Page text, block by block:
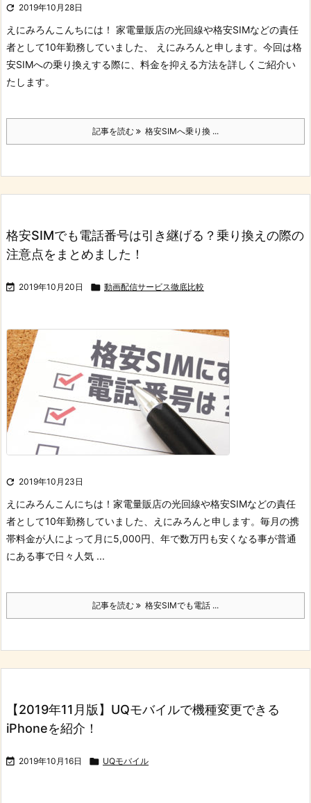
 2019年10月28日
えにみろんこんちには！ 家電量販店の光回線や格安SIMなどの責任
者として10年勤務していました、 えにみろんと申します。 今回は格
安SIMへの乗り換えする際に、料金を抑える方法を詳しくご紹介い
たします。
記事を読む 格安SIMへ乗り換 ...
格安SIMでも電話番号は引き継げる？乗り換えの際の
注意点をまとめました！
 2019年10月20日  動画配信サービス徹底比較
 2019年10月23日
えにみろんこんにちは！家電量販店の光回線や格安SIMなどの責任
者として10年勤務していました、えにみろんと申します。 毎月の携
帯料金が人によって月に5,000円、年で数万円も安くなる事が普通
にある事で日々人気 ...
記事を読む 格安SIMでも電話 ...
【2019年11月版】UQモバイルで機種変更できる
iPhoneを紹介！
 2019年10月16日  UQモバイル